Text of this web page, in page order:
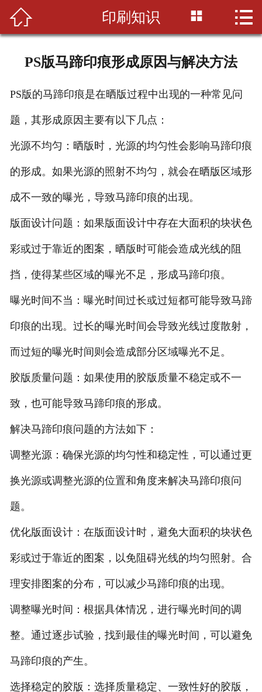
首页
联系我们
 印刷知识  
PS版马蹄印痕形成原因与解决方法
PS版的马蹄印痕是在晒版过程中出现的一种常见问
题，其形成原因主要有以下几点：
光源不均匀：晒版时，光源的均匀性会影响马蹄印痕
的形成。如果光源的照射不均匀，就会在晒版区域形
成不一致的曝光，导致马蹄印痕的出现。
版面设计问题：如果版面设计中存在大面积的块状色
彩或过于靠近的图案，晒版时可能会造成光线的阻
挡，使得某些区域的曝光不足，形成马蹄印痕。
曝光时间不当：曝光时间过长或过短都可能导致马蹄
印痕的出现。过长的曝光时间会导致光线过度散射，
而过短的曝光时间则会造成部分区域曝光不足。
胶版质量问题：如果使用的胶版质量不稳定或不一
致，也可能导致马蹄印痕的形成。
解决马蹄印痕问题的方法如下：
调整光源：确保光源的均匀性和稳定性，可以通过更
换光源或调整光源的位置和角度来解决马蹄印痕问
题。
优化版面设计：在版面设计时，避免大面积的块状色
彩或过于靠近的图案，以免阻碍光线的均匀照射。合
理安排图案的分布，可以减少马蹄印痕的出现。
调整曝光时间：根据具体情况，进行曝光时间的调
整。通过逐步试验，找到最佳的曝光时间，可以避免
马蹄印痕的产生。
选择稳定的胶版：选择质量稳定、一致性好的胶版，